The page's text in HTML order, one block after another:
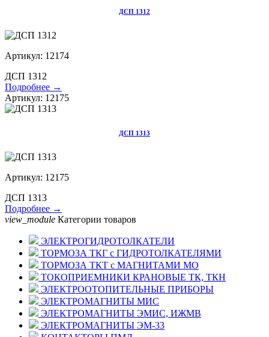
ДСП 1312
Артикул: 12174
ДСП 1312
Подробнее →
Артикул: 12175
ДСП 1313
Артикул: 12175
ДСП 1313
Подробнее →
view_module Категории товаров
ЭЛЕКТРОГИДРОТОЛКАТЕЛИ
ТОРМОЗА ТКГ с ГИДРОТОЛКАТЕЛЯМИ
ТОРМОЗА ТКТ с МАГНИТАМИ МО
ТОКОПРИЕМНИКИ КРАНОВЫЕ ТК, ТКН
ЭЛЕКТРООТОПИТЕЛЬНЫЕ ПРИБОРЫ
ЭЛЕКТРОМАГНИТЫ МИС
ЭЛЕКТРОМАГНИТЫ ЭМИС, ИЖМВ
ЭЛЕКТРОМАГНИТЫ ЭМ-33